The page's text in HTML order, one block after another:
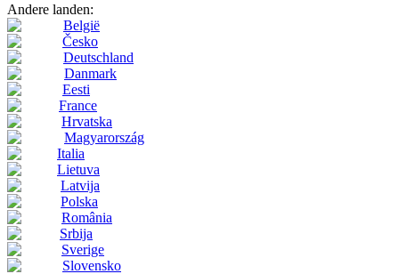
Andere landen:
België
Česko
Deutschland
Danmark
Eesti
France
Hrvatska
Magyarország
Italia
Lietuva
Latvija
Polska
România
Srbija
Sverige
Slovensko